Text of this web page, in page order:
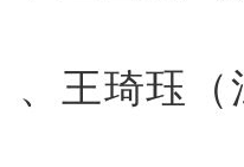
、王琦珏（